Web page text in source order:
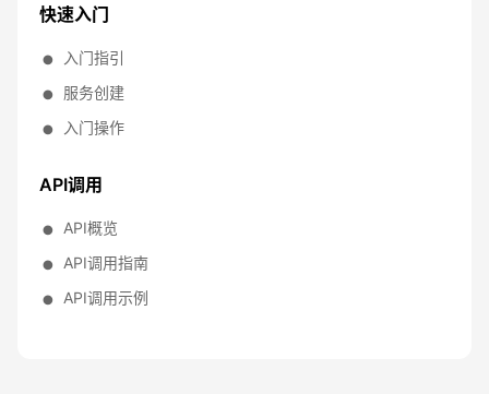
快速入门
入门指引
服务创建
入门操作
API调用
API概览
API调用指南
API调用示例